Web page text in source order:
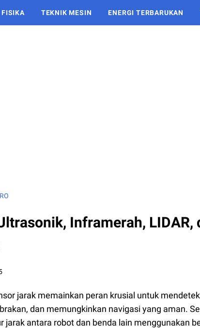
FISIKA TEKNIK MESIN ENERGI TERBARUKAN
Inframerah, LIDAR,
jarak memainkan peran krusial untuk
dan memungkinkan navigasi yang aman.
jarak antara robot dan benda lain menggunakan